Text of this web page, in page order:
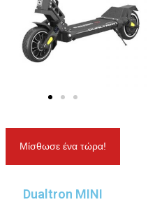
Μίσθωσε ένα τώρα!
Dualtron MINI